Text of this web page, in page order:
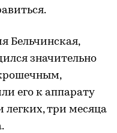
Бельчинская,
значительно
его к аппарату
легких, три месяца